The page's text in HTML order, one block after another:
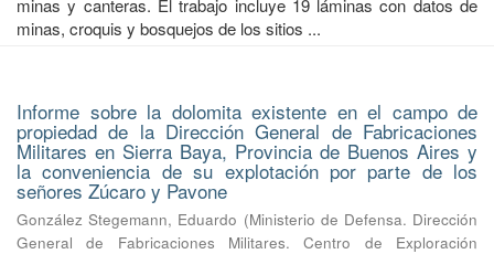
minas y canteras. El trabajo incluye 19 láminas con datos de
minas, croquis y bosquejos de los sitios ...
Informe sobre la dolomita existente en el campo de
propiedad de la Dirección General de Fabricaciones
Militares en Sierra Baya, Provincia de Buenos Aires y
la conveniencia de su explotación por parte de los
señores Zúcaro y Pavone
González Stegemann, Eduardo (Ministerio de Defensa. Dirección
General de Fabricaciones Militares. Centro de Exploración